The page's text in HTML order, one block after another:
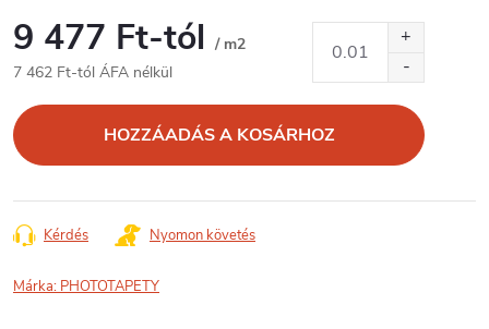
9 477 Ft-tól / m2
7 462 Ft-tól ÁFA nélkül
HOZZÁADÁS A KOSÁRHOZ
Kérdés Nyomon követés
Márka: PHOTOTAPETY